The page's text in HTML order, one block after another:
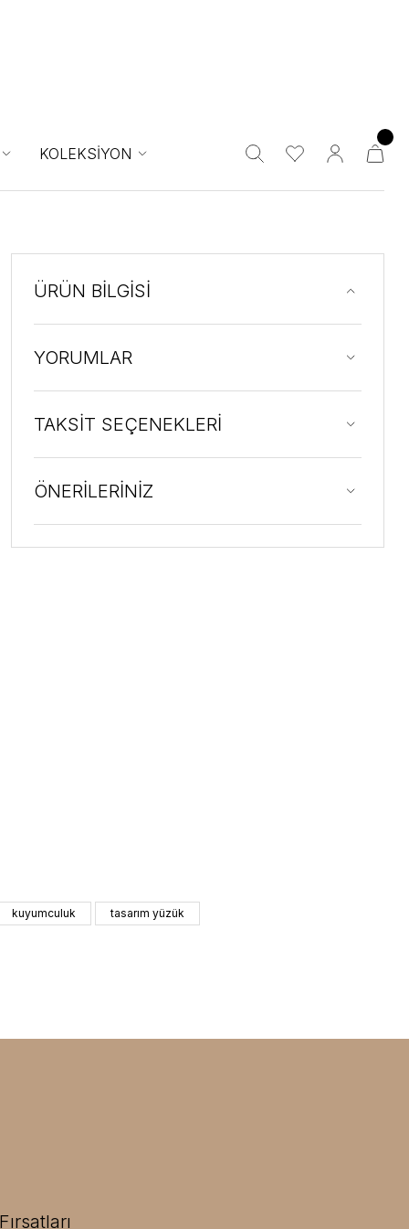
KOLEKSİYON
ÜRÜN BİLGİSİ
YORUMLAR
TAKSİT SEÇENEKLERİ
ÖNERİLERİNİZ
kuyumculuk tasarım yüzük